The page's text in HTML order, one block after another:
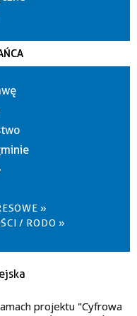
»
/ RODO »
projektu "Cyfrowa